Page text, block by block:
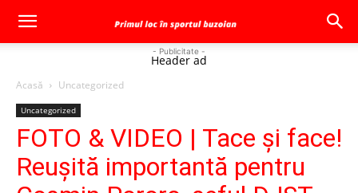
- Publicitate -
Header ad
Acasă Uncategorized
Uncategorized
FOTO & VIDEO | Tace şi face!
Reuşită importantă pentru